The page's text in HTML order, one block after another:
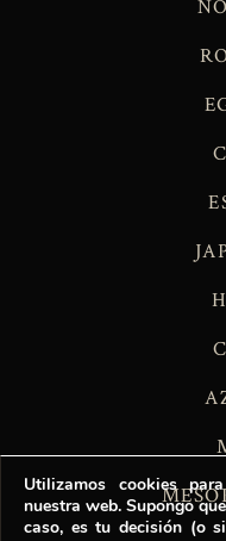
Utilizamos cookies
nuestra web. Supongo
caso, es tu decisión (o